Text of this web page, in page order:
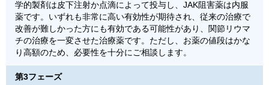
学的製剤は皮下注射か点滴によって投与し、JAK阻害薬は内服
薬です。いずれも非常に高い有効性が期待され、従来の治療で
改善が難しかった方にも有効である可能性があり、関節リウマ
チの治療を一変させた治療薬です。ただし、お薬の値段はかな
り高額のため、必要性を十分にご相談します。
第3フェーズ